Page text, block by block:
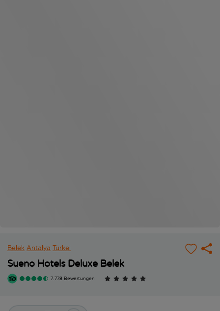
Belek Antalya Türkei
Sueno Hotels Deluxe Belek
7.778 Bewertungen